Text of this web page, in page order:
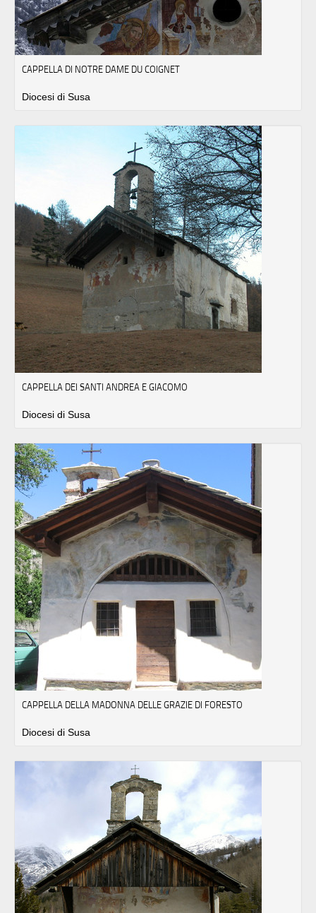
CAPPELLA DI NOTRE DAME DU COIGNET
Diocesi di Susa
CAPPELLA DEI SANTI ANDREA E GIACOMO
Diocesi di Susa
CAPPELLA DELLA MADONNA DELLE GRAZIE DI FORESTO
Diocesi di Susa